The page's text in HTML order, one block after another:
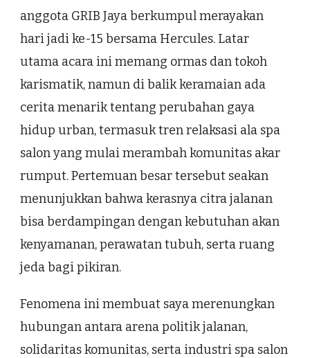
anggota GRIB Jaya berkumpul merayakan
hari jadi ke-15 bersama Hercules. Latar
utama acara ini memang ormas dan tokoh
karismatik, namun di balik keramaian ada
cerita menarik tentang perubahan gaya
hidup urban, termasuk tren relaksasi ala spa
salon yang mulai merambah komunitas akar
rumput. Pertemuan besar tersebut seakan
menunjukkan bahwa kerasnya citra jalanan
bisa berdampingan dengan kebutuhan akan
kenyamanan, perawatan tubuh, serta ruang
jeda bagi pikiran.
Fenomena ini membuat saya merenungkan
hubungan antara arena politik jalanan,
solidaritas komunitas, serta industri spa salon